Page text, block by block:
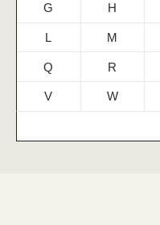
G H
L M
Q R
V W